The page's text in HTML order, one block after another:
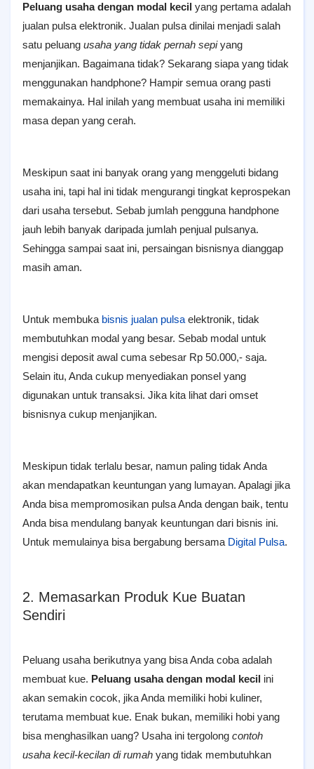
Peluang usaha dengan modal kecil yang pertama adalah
jualan pulsa elektronik. Jualan pulsa dinilai menjadi salah
satu peluang usaha yang tidak pernah sepiyang
menjanjikan. Bagaimana tidak? Sekarang siapa yang tidak
menggunakan handphone? Hampir semua orang pasti
memakainya. Hal inilah yang membuat usaha ini memiliki
masa depan yang cerah.
Meskipun saat ini banyak orang yang menggeluti bidang
usaha ini, tapi hal ini tidak mengurangi tingkat keprospekan
dari usaha tersebut. Sebab jumlah pengguna handphone
jauh lebih banyak daripada jumlah penjual pulsanya.
Sehingga sampai saat ini, persaingan bisnisnya dianggap
masih aman.
Untuk membuka bisnis jualan pulsaelektronik, tidak
membutuhkan modal yang besar. Sebab modal untuk
mengisi deposit awal cuma sebesar Rp 50.000,- saja.
Selain itu, Anda cukup menyediakan ponsel yang
digunakan untuk transaksi. Jika kita lihat dari omset
bisnisnya cukup menjanjikan.
Meskipun tidak terlalu besar, namun paling tidak Anda
akan mendapatkan keuntungan yang lumayan. Apalagi jika
Anda bisa mempromosikan pulsa Anda dengan baik, tentu
Anda bisa mendulang banyak keuntungan dari bisnis ini.
Untuk memulainya bisa bergabung bersama Digital Pulsa.
2. Memasarkan Produk Kue Buatan
Sendiri
Peluang usaha berikutnya yang bisa Anda coba adalah
membuat kue. Peluang usaha dengan modal kecil ini
akan semakin cocok, jika Anda memiliki hobi kuliner,
terutama membuat kue. Enak bukan, memiliki hobi yang
bisa menghasilkan uang? Usaha ini tergolong contoh
usaha kecil-kecilan di rumah yang tidak membutuhkan